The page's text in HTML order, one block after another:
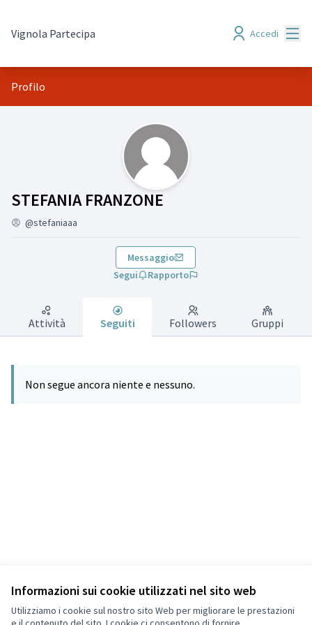
Informazioni sui cookie utilizzati nel sito web
Utilizziamo i cookie sul nostro sito Web per migliorare le prestazioni
Vignola Partecipa Accedi
Profilo
STEFANIA FRANZONE
Seguiti (STEFANIA FRANZONE )
@stefaniaaa
Messaggio
Segui
Rapporto
Attività Seguiti Followers Gruppi
Non segue ancora niente e nessuno.
Termini di servizio
Impostazioni dei cookie